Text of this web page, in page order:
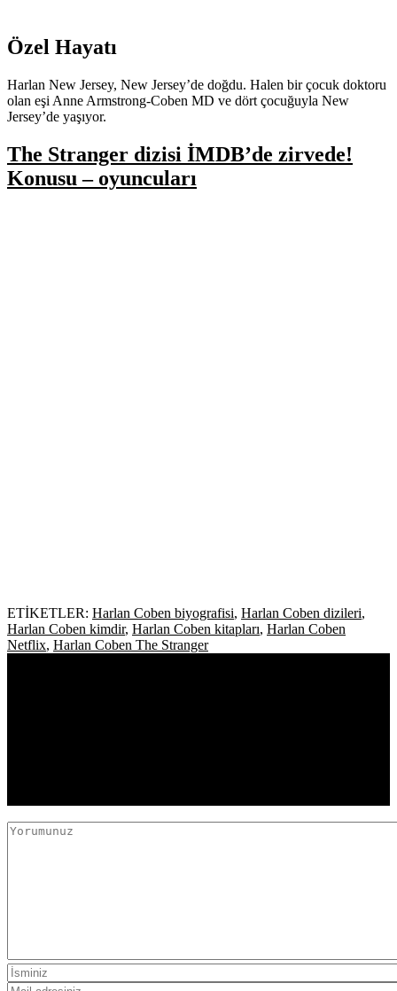
Özel Hayatı
Harlan New Jersey, New Jersey’de doğdu. Halen bir çocuk doktoru
olan eşi Anne Armstrong-Coben MD ve dört çocuğuyla New
Jersey’de yaşıyor.
The Stranger dizisi İMDB’de zirvede!
Konusu – oyuncuları
ETİKETLER: Harlan Coben biyografisi, Harlan Coben dizileri,
Harlan Coben kimdir, Harlan Coben kitapları, Harlan Coben
Netflix, Harlan Coben The Stranger